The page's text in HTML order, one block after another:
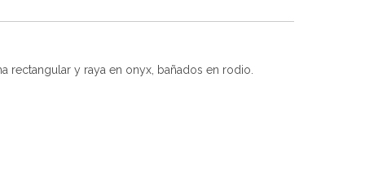
rectangular y raya en onyx, bañados en rodio.